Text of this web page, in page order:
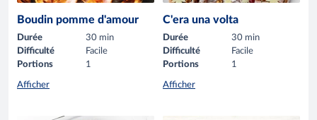
Boudin pomme d'amour
Durée
30 min
Difficulté
Facile
Portions
1
Afficher
C'era una volta
Durée
30 min
Difficulté
Facile
Portions
1
Afficher